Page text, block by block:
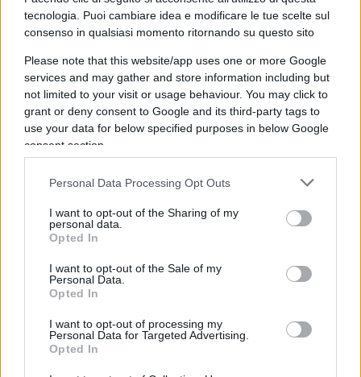
tecnologia. Puoi cambiare idea e modificare le tue scelte sul
consenso in qualsiasi momento ritornando su questo sito
Please note that this website/app uses one or more Google
services and may gather and store information including but
not limited to your visit or usage behaviour. You may click to
grant or deny consent to Google and its third-party tags to
use your data for below specified purposes in below Google
consent section.
Personal Data Processing Opt Outs
I want to opt-out of the Sharing of my
personal data.
Opted In
I want to opt-out of the Sale of my
Personal Data.
Opted In
I want to opt-out of processing my
Personal Data for Targeted Advertising.
Opted In
Toghe vs governo: Meloni apre al
confronto, l’Anm conferma lo
di Franco Lodige
9 Febbraio 2025, 9:06